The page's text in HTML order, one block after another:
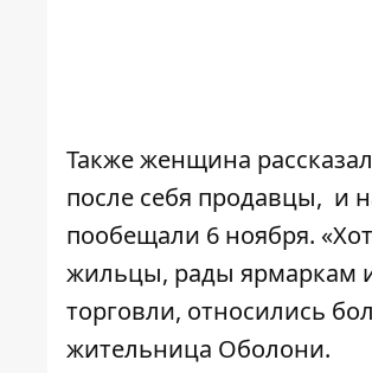
Также женщина
после себя продавцы, и
пообещали 6 ноября.
жильцы, рады ярмаркам
торговли, относились
жительница Оболони.